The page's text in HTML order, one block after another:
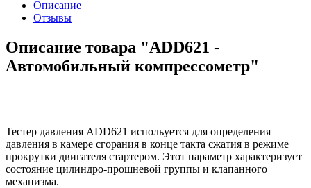
Описание
Отзывы
Описание товара "ADD621 -
Автомобильный компрессометр"
Тестер давления ADD621 испольуется для определения
давления в камере сгорания в конце такта сжатия в режиме
прокрутки двигателя стартером. Этот параметр характеризует
состояние цилиндро-прошневой группы и клапанного
механизма.